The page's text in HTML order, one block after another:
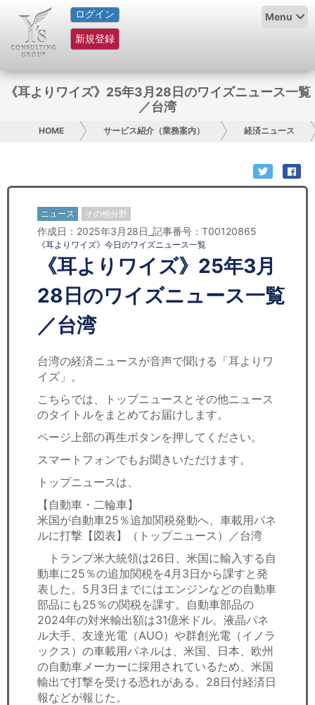
ログイン
新規登録
Menu
HOME
サービス紹介
お問い合わせ
日本人にPR
コンサルティング
リサーチ
セミナー
経済ニュース
ＩＴ
飲食店情報
《耳よりワイズ》25年3月28日のワイズニュース一覧
／台湾
HOME サービス紹介（業務案内） 経済ニュース
ニュース その他分野
作成日：2025年3月28日_記事番号：T00120865
《耳よりワイズ》今日のワイズニュース一覧
《耳よりワイズ》25年3月
28日のワイズニュース一覧
／台湾
台湾の経済ニュースが音声で聞ける「耳よりワ
イズ」。
こちらでは、トップニュースとその他ニュース
のタイトルをまとめてお届けします。
ページ上部の再生ボタンを押してください。
スマートフォンでもお聞きいただけます。
トップニュースは、
【自動車・二輪車】
米国が自動車25％追加関税発動へ、車載用パネ
ルに打撃【図表】（トップニュース）／台湾
トランプ米大統領は26日、米国に輸入する自
動車に25％の追加関税を4月3日から課すと発
表した。5月3日までにはエンジンなどの自動車
部品にも25％の関税を課す。自動車部品の
2024年の対米輸出額は31億米ドル。液晶パネ
ル大手、友達光電（AUO）や群創光電（イノラ
ックス）の車載用パネルは、米国、日本、欧州
の自動車メーカーに採用されているため、米国
輸出で打撃を受ける恐れがある。28日付経済日
報などが報じた。